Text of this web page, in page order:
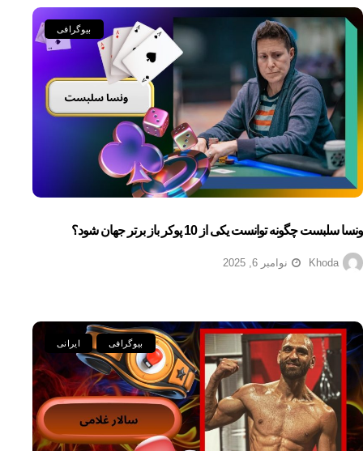
بیوگرافی
ونسا سلبست چگونه توانست یکی از 10 پوکر باز برتر جهان شود؟
Khoda نوامبر 6, 2025
ایرانی بیوگرافی